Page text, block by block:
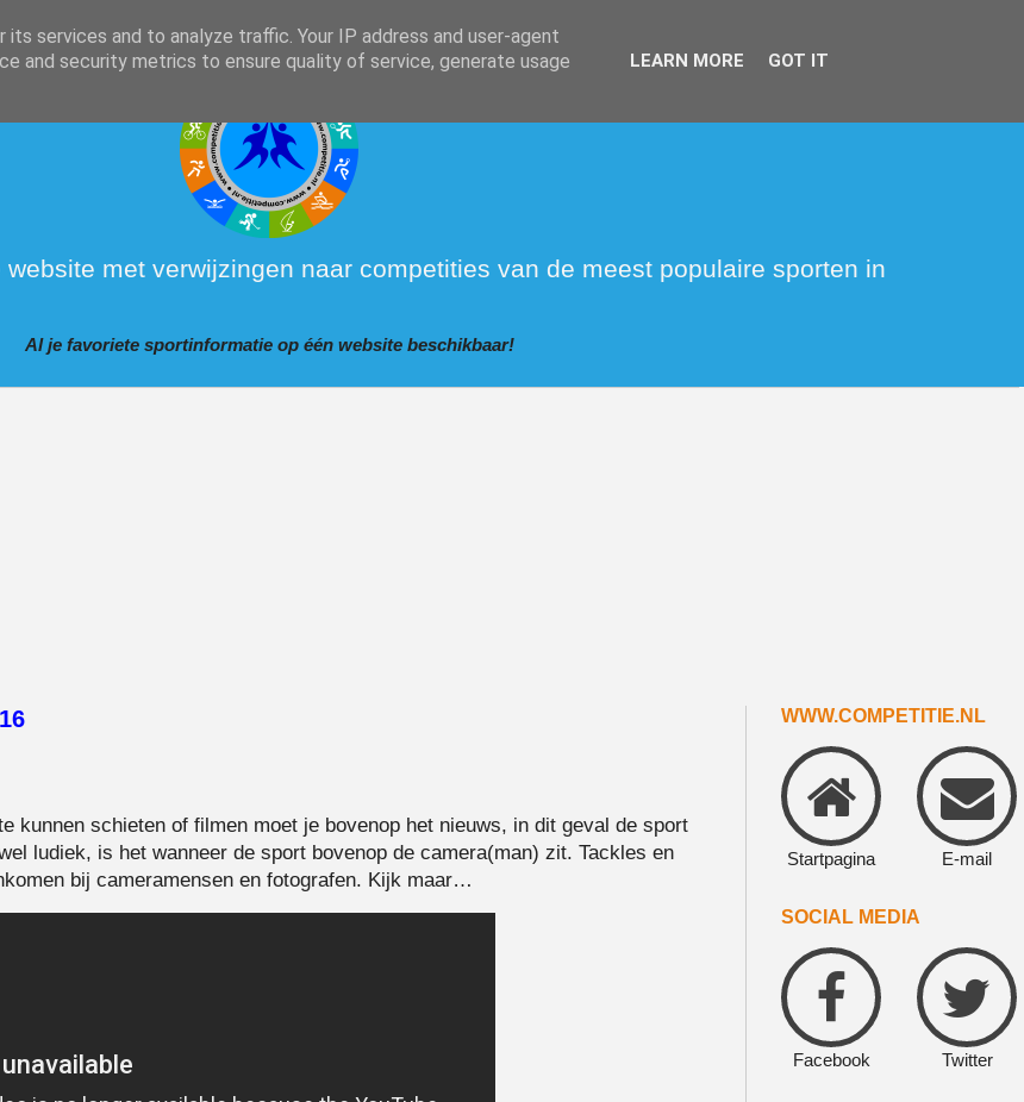
met verwijzingen naar competities van de meest populaire sporten in
Al je favoriete sportinformatie op één website beschikbaar!
kunnen schieten of filmen moet je bovenop het nieuws, in dit geval de sport
ludiek, is het wanneer de sport bovenop de camera(man) zit. Tackles en
bij cameramensen en fotografen. Kijk maar…
WWW.COMPETITIE.NL
Startpagina E-mail
SOCIAL MEDIA
Facebook Twitter
services and to analyze traffic. Your IP address and user-agent
and security metrics to ensure quality of service, generate usage
LEARN MORE GOT IT